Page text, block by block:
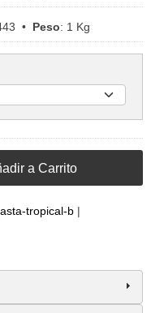
• Peso: 1 Kg
a Carrito
tropical-b |